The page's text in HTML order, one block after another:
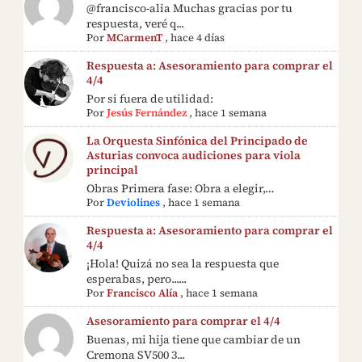
@francisco-alia Muchas gracias por tu
respuesta, veré q...
PorMCarmenT,hace 4 días
Respuesta a: Asesoramiento para comprar el
4/4
Por si fuera de utilidad:
PorJesús Fernández ,hace 1 semana
La Orquesta Sinfónica del Principado de
Asturias convoca audiciones para viola
principal
Obras Primera fase: Obra a elegir,…
PorDeviolines ,hace 1 semana
Respuesta a: Asesoramiento para comprar el
4/4
¡Hola! Quizá no sea la respuesta que
esperabas, pero......
PorFrancisco Alía ,hace 1 semana
Asesoramiento para comprar el 4/4
Buenas, mi hija tiene que cambiar de un
Cremona SV500 3...